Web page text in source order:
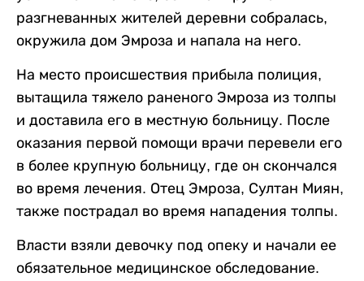
разгневанных жителей деревни собралась,
окружила дом Эмроза и напала на него.
На место происшествия прибыла полиция,
вытащила тяжело раненого Эмроза из толпы
и доставила его в местную больницу. После
оказания первой помощи врачи перевели его
в более крупную больницу, где он скончался
во время лечения. Отец Эмроза, Султан Миян,
также пострадал во время нападения толпы.
Власти взяли девочку под опеку и начали ее
обязательное медицинское обследование.